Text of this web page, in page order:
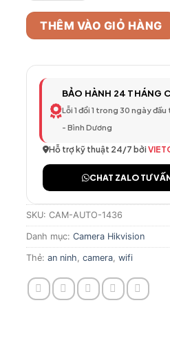
THÊM VÀO GIỎ HÀNG
BẢO HÀNH 24 THÁNG
Lỗi 1 đổi 1 trong 30 ngày
- Bình Dương
Hỗ trợ kỹ thuật 24/7 bởi
CHAT ZALO TƯ
SKU: CAM-AUTO-1436
Danh mục: Camera Hikvision
Thẻ: an ninh, camera, wifi